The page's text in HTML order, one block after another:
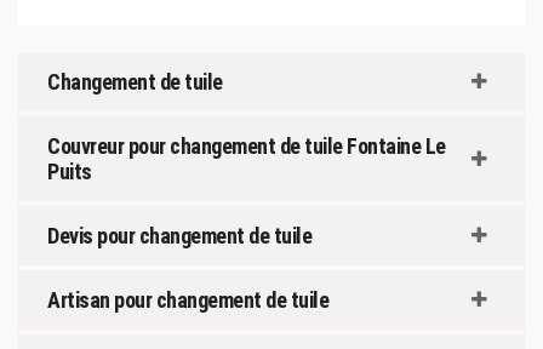
Changement de tuile
Couvreur pour changement de tuile Fontaine Le
Puits
Devis pour changement de tuile
Artisan pour changement de tuile